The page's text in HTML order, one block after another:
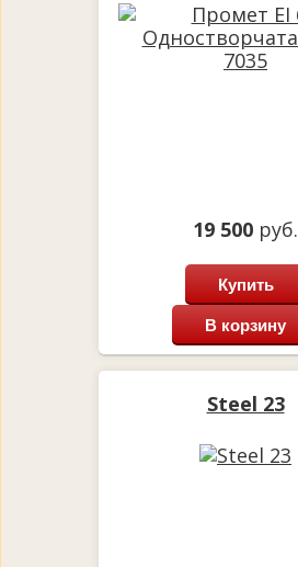
19 500 руб.
Купить
В корзину
Steel 23